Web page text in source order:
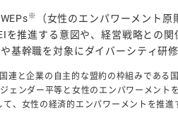
※
（女性のエンパワーメント
を推進する意図や、経営戦略との
基幹職を対象にダイバーシティ研
連と企業の自主的な盟約の枠組みである
ェンダー平等と女性のエンパワーメン
、女性の経済的エンパワーメントを推